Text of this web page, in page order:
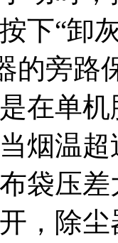
下“卸
旁路
单机
烟温
袋压
，除